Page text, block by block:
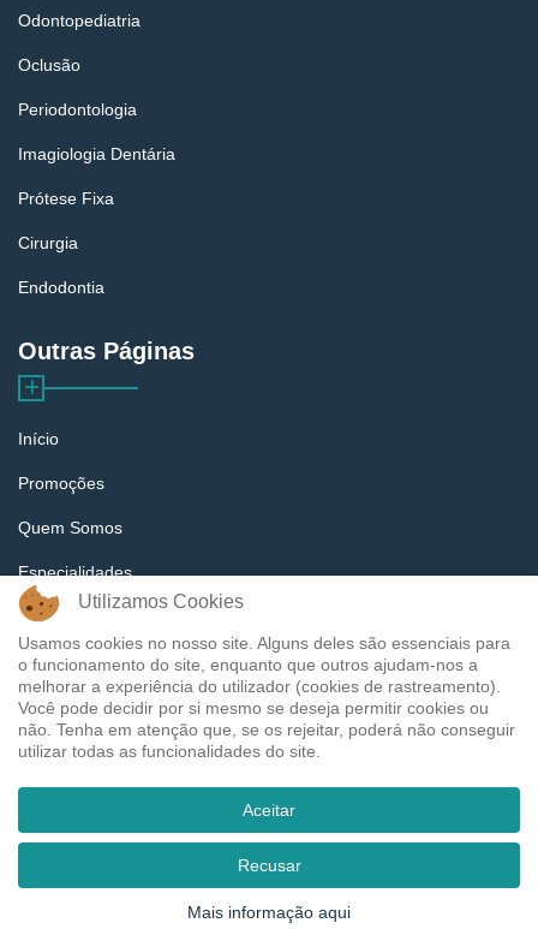
Odontopediatria
Oclusão
Periodontologia
Imagiologia Dentária
Prótese Fixa
Cirurgia
Endodontia
Outras Páginas
Início
Promoções
Quem Somos
Especialidades
Equipa
Notícias
Contactos
Termos e Condições
Política e Privacidades
Tags
Utilizamos Cookies
Usamos cookies no nosso site. Alguns deles são essenciais para
o funcionamento do site, enquanto que outros ajudam-nos a
melhorar a experiência do utilizador (cookies de rastreamento).
Você pode decidir por si mesmo se deseja permitir cookies ou
não. Tenha em atenção que, se os rejeitar, poderá não conseguir
utilizar todas as funcionalidades do site.
Aceitar
Recusar
Mais informação aqui